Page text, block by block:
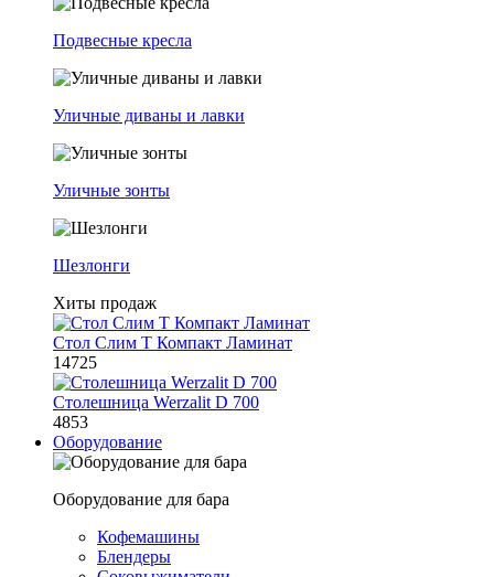
Подвесные кресла
Уличные диваны и лавки
Уличные зонты
Шезлонги
Хиты продаж
Стол Слим Т Компакт Ламинат
14725
Столешница Werzalit D 700
4853
Оборудование
Оборудование для бара
Кофемашины
Блендеры